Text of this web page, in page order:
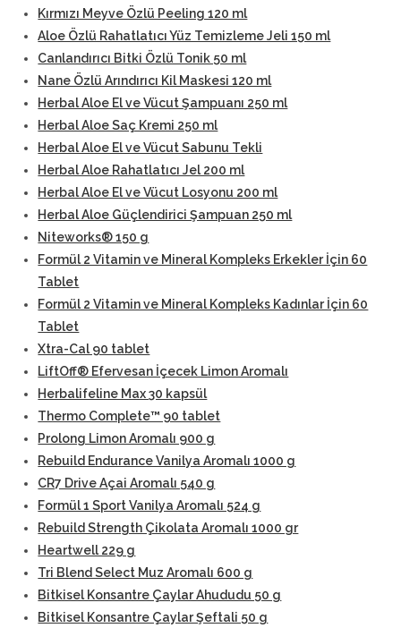
Kırmızı Meyve Özlü Peeling 120 ml
Aloe Özlü Rahatlatıcı Yüz Temizleme Jeli 150 ml
Canlandırıcı Bitki Özlü Tonik 50 ml
Nane Özlü Arındırıcı Kil Maskesi 120 ml
Herbal Aloe El ve Vücut Şampuanı 250 ml
Herbal Aloe Saç Kremi 250 ml
Herbal Aloe El ve Vücut Sabunu Tekli
Herbal Aloe Rahatlatıcı Jel 200 ml
Herbal Aloe El ve Vücut Losyonu 200 ml
Herbal Aloe Güçlendirici Şampuan 250 ml
Niteworks® 150 g
Formül 2 Vitamin ve Mineral Kompleks Erkekler İçin 60
Tablet
Formül 2 Vitamin ve Mineral Kompleks Kadınlar İçin 60
Tablet
Xtra-Cal 90 tablet
LiftOff® Efervesan İçecek Limon Aromalı
Herbalifeline Max 30 kapsül
Thermo Complete™ 90 tablet
Prolong Limon Aromalı 900 g
Rebuild Endurance Vanilya Aromalı 1000 g
CR7 Drive Açai Aromalı 540 g
Formül 1 Sport Vanilya Aromalı 524 g
Rebuild Strength Çikolata Aromalı 1000 gr
Heartwell 229 g
Tri Blend Select Muz Aromalı 600 g
Bitkisel Konsantre Çaylar Ahududu 50 g
Bitkisel Konsantre Çaylar Şeftali 50 g